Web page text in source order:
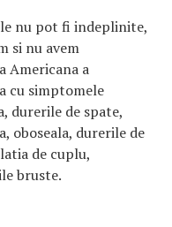
nu pot fi indeplinite,
si nu avem
Americana a
cu simptomele
durerile de spate,
oboseala, durerile de
de cuplu,
bruste.